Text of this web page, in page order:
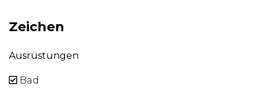
Zeichen
Ausrüstungen
Bad